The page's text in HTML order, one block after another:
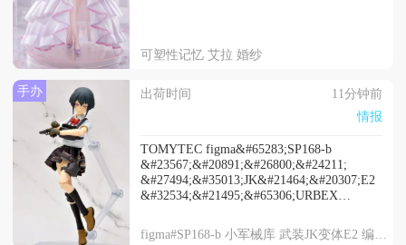
可塑性记忆 艾拉 婚纱
手办 出荷时间
11分钟前
情报
TOMYTEC figma&#65283;SP168-b
&#23567;&#20891;&#26800;&#24211;
&#27494;&#35013;JK&#21464;&#20307;E2
&#32534;&#21495;&#65306;URBEX